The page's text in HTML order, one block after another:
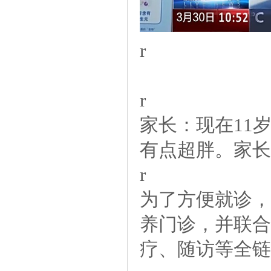
r
r
家长：现在11
有点超胖。家
r
为了方便就诊
养门诊，并联
疗、随访等全